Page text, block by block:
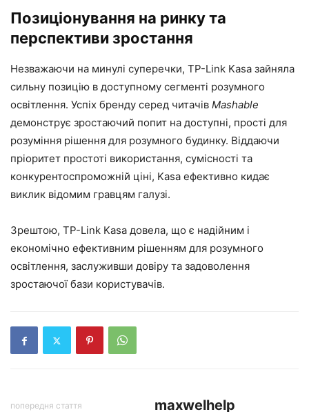
Позиціонування на ринку та
перспективи зростання
Незважаючи на минулі суперечки, TP-Link Kasa зайняла
сильну позицію в доступному сегменті розумного
освітлення. Успіх бренду серед читачів Mashable
демонструє зростаючий попит на доступні, прості для
розуміння рішення для розумного будинку. Віддаючи
пріоритет простоті використання, сумісності та
конкурентоспроможній ціні, Kasa ефективно кидає
виклик відомим гравцям галузі.
Зрештою, TP-Link Kasa довела, що є надійним і
економічно ефективним рішенням для розумного
освітлення, заслуживши довіру та задоволення
зростаючої бази користувачів.
попередня стаття maxwelhelp